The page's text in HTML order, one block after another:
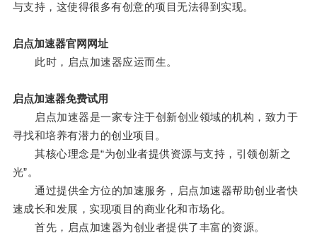
与支持，这使得很多有创意的项目无法得到实现。
启点加速器官网网址
此时，启点加速器应运而生。
启点加速器免费试用
启点加速器是一家专注于创新创业领域的机构，致力于
寻找和培养有潜力的创业项目。
其核心理念是“为创业者提供资源与支持，引领创新之
光”。
通过提供全方位的加速服务，启点加速器帮助创业者快
速成长和发展，实现项目的商业化和市场化。
首先，启点加速器为创业者提供了丰富的资源。